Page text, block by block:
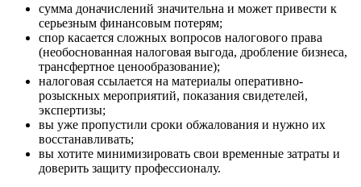
сумма доначислений значительна и может привести к
серьезным финансовым потерям;
спор касается сложных вопросов налогового права
(необоснованная налоговая выгода, дробление бизнеса,
трансфертное ценообразование);
налоговая ссылается на материалы оперативно-
розыскных мероприятий, показания свидетелей,
экспертизы;
вы уже пропустили сроки обжалования и нужно их
восстанавливать;
вы хотите минимизировать свои временные затраты и
доверить защиту профессионалу.